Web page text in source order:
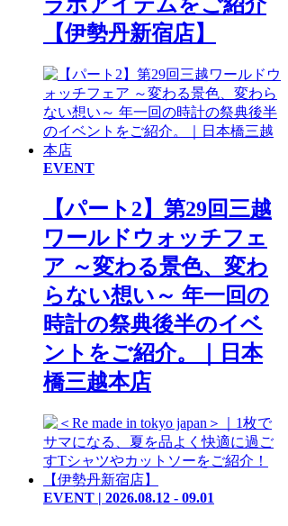
ラボアイテムをご紹介
【伊勢丹新宿店】
EVENT
【パート2】第29回三越
ワールドウォッチフェ
ア ～変わる景色、変わ
らない想い～ 年一回の
時計の祭典後半のイベ
ントをご紹介。｜日本
橋三越本店
EVENT | 2026.08.12 - 09.01